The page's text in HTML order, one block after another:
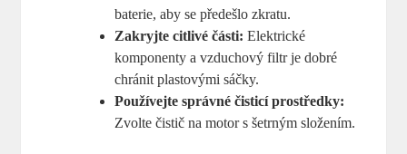
baterie, aby se předešlo zkratu.
Zakryjte citlivé části: Elektrické
komponenty a vzduchový filtr je dobré
chránit plastovými sáčky.
Používejte správné čisticí prostředky:
Zvolte čistič na motor s šetrným složením.